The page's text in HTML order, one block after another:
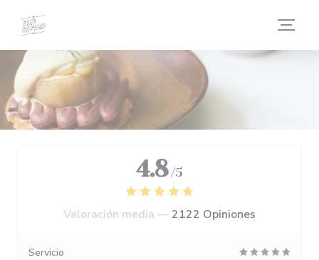
4.8 /5
Valoración media —2122 Opiniones
Servicio